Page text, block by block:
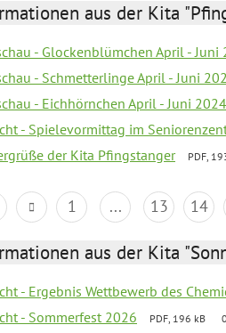
aus der Kita
- Glockenblümchen April - Juni
- Schmetterlinge April - Juni
- Eichhörnchen April - Juni 2024
- Spielevormittag im
der Kita Pfingstanger PDF,
1 ... 13 14
aus der Kita
- Ergebnis Wettbewerb des
- Sommerfest 2026 PDF, 196 kB